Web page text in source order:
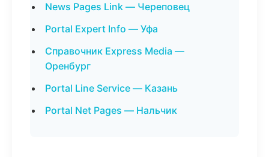
News Pages Link — Череповец
Portal Expert Info — Уфа
Справочник Express Media —
Оренбург
Portal Line Service — Казань
Portal Net Pages — Нальчик